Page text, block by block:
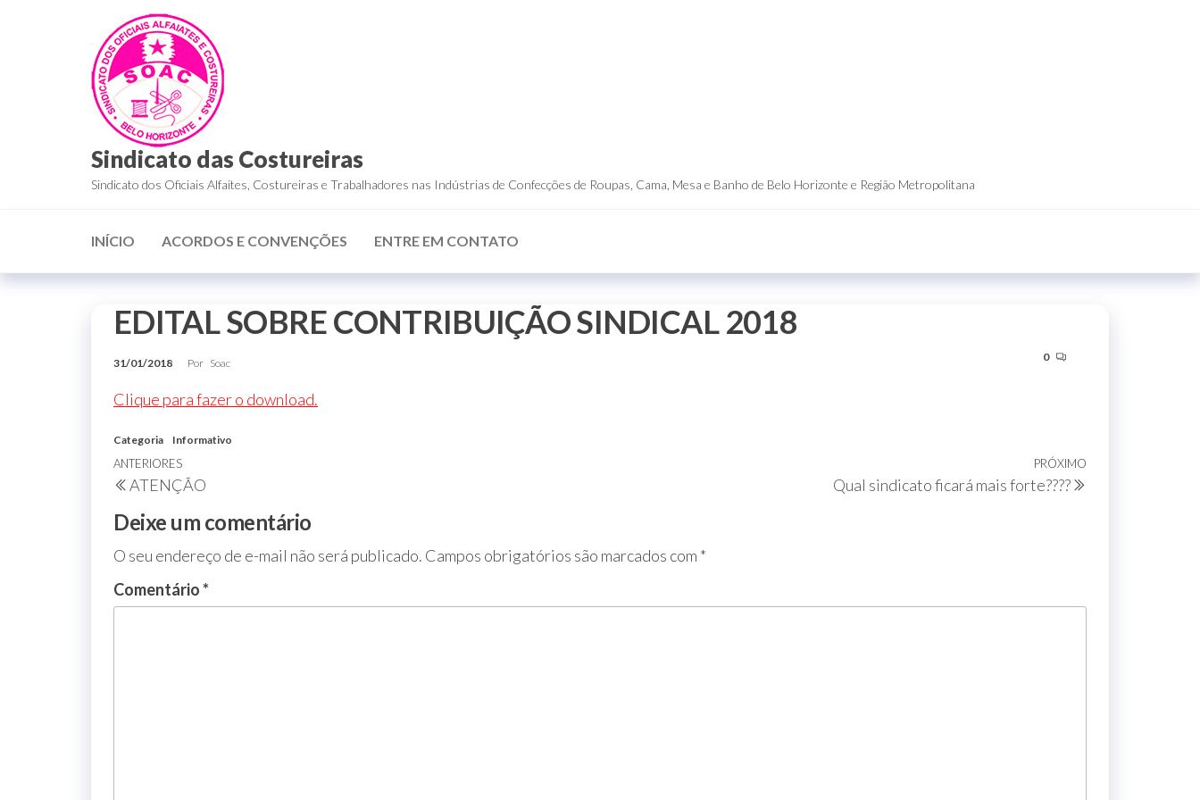
Sindicato das Costureiras
Sindicato dos Oficiais Alfaites, Costureiras e Trabalhadores nas Indústrias de Confecções de Roupas, Cama, Mesa e Banho de Belo Horizonte e Região Metropolitana
INÍCIO ACORDOS E CONVENÇÕES ENTRE EM CONTATO
EDITAL SOBRE CONTRIBUIÇÃO SINDICAL 2018
31/01/2018 Por Soac 0
Clique para fazer o download.
Categoria Informativo
ANTERIORES
ATENÇÃO
PRÓXIMO
Qual sindicato ficará mais forte????
Deixe um comentário
O seu endereço de e-mail não será publicado. Campos obrigatórios são marcados com *
Comentário*